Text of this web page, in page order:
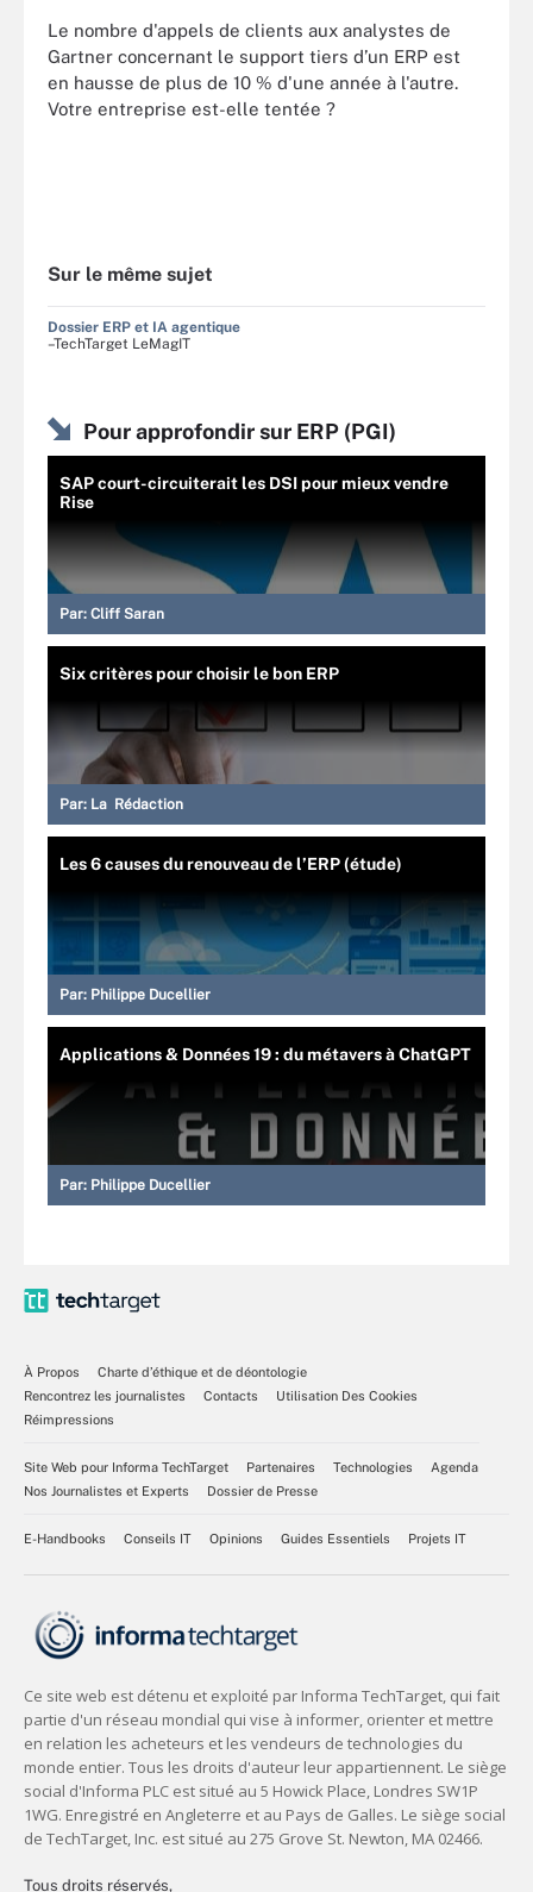
Le nombre d'appels de clients aux analystes de
Gartner concernant le support tiers d’un ERP est
en hausse de plus de 10 % d'une année à l'autre.
Votre entreprise est-elle tentée ?
Sur le même sujet
Dossier ERP et IA agentique
–TechTarget LeMagIT
Pour approfondir sur ERP (PGI)
SAP court-circuiterait les DSI pour mieux vendre
Rise
Par: Cliff Saran
Six critères pour choisir le bon ERP
Par: La Rédaction
Les 6 causes du renouveau de l’ERP (étude)
Par: Philippe Ducellier
Applications & Données 19 : du métavers à ChatGPT
Par: Philippe Ducellier
À Propos
Charte d’éthique et de déontologie
Rencontrez les journalistes
Contacts
Utilisation Des Cookies
Réimpressions
Site Web pour Informa TechTarget Partenaires Technologies
Agenda
Nos Journalistes et Experts
Dossier de Presse
E-Handbooks Conseils IT Opinions Guides Essentiels Projets IT
Tous droits réservés,